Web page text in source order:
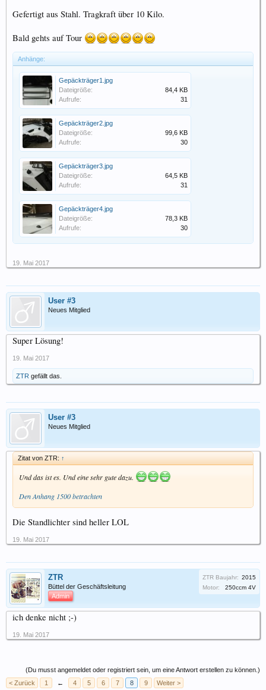
Gefertigt aus Stahl. Tragkraft über 10 Kilo.
Bald gehts auf Tour
Anhänge:
Gepäckträger1.jpg
Dateigröße:
84,4 KB
Aufrufe:
31
Gepäckträger2.jpg
Dateigröße:
99,6 KB
Aufrufe:
30
Gepäckträger3.jpg
Dateigröße:
64,5 KB
Aufrufe:
31
Gepäckträger4.jpg
Dateigröße:
78,3 KB
Aufrufe:
30
19. Mai 2017
User #3
Neues Mitglied
Super Lösung!
19. Mai 2017
ZTR gefällt das.
User #3
Neues Mitglied
Zitat von ZTR: ↑
Und das ist es. Und eine sehr gute dazu.
Den Anhang 1500 betrachten
Die Standlichter sind heller LOL
19. Mai 2017
ZTR
Büttel der Geschäftsleitung
Admin
ZTR Baujahr: 2015
Motor:
250ccm 4V
ich denke nicht ;-)
19. Mai 2017
(Du musst angemeldet oder registriert sein, um eine Antwort erstellen zu können.)
< Zurück
1 ← 4 5 6 7 8 9 Weiter >